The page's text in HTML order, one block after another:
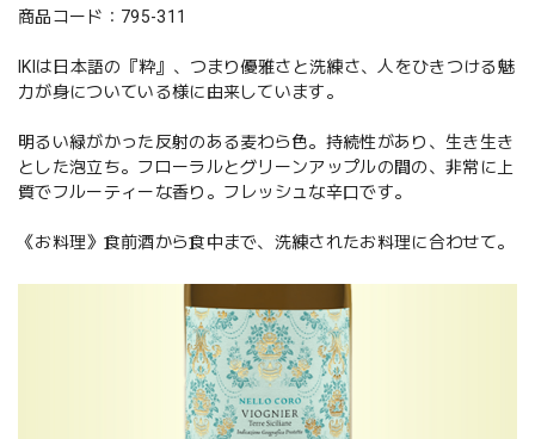
商品コード：795-311
IKIは日本語の『粋』、つまり優雅さと洗練さ、人をひきつける魅
力が身についている様に由来しています。
明るい緑がかった反射のある麦わら色。持続性があり、生き生き
とした泡立ち。フローラルとグリーンアップルの間の、非常に上
質でフルーティーな香り。フレッシュな辛口です。
《お料理》食前酒から食中まで、洗練されたお料理に合わせて。